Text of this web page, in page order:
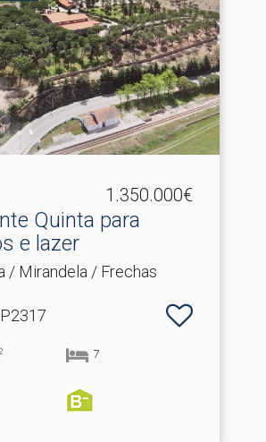
1.350.000€
Quinta para
e lazer
/ Mirandela / Frechas
7